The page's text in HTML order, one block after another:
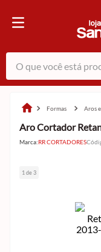
O que você está
formas aros
Aro Cortador
Marca:RR CORTADORES
1 de 3